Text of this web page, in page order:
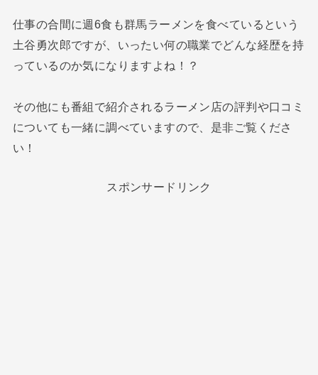
仕事の合間に週6食も群馬ラーメンを食べているという
土谷勇次郎ですが、いったい何の職業でどんな経歴を持
っているのか気になりますよね！？
その他にも番組で紹介されるラーメン店の評判や口コミ
についても一緒に調べていますので、是非ご覧くださ
い！
スポンサードリンク